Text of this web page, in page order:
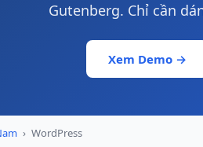
Gutenberg. Chỉ cần
Xem Demo →
› WordPress